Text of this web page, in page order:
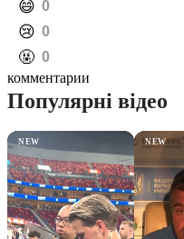
️😄 0
️😢 0
️🤬 0
комментарии